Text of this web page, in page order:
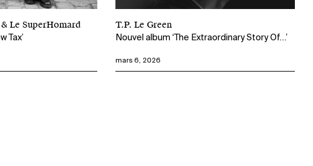
Le SuperHomard
Tax’
T.P. Le Green
Nouvel album ‘The Extraordinary Story Of…’
mars 6, 2026